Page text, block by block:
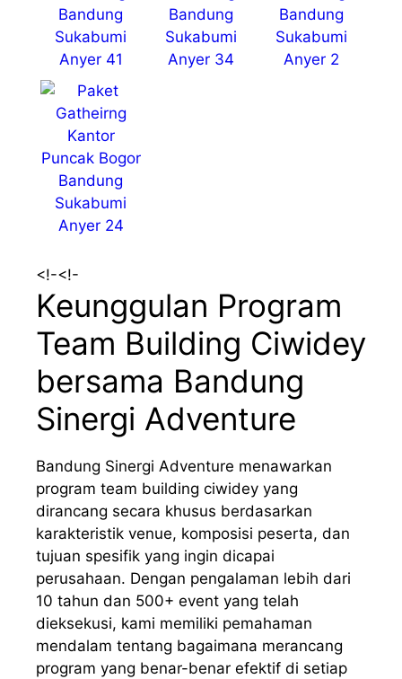
<!-<!-
Keunggulan Program
Team Building Ciwidey
bersama Bandung
Sinergi Adventure
Bandung Sinergi Adventure menawarkan
program team building ciwidey yang
dirancang secara khusus berdasarkan
karakteristik venue, komposisi peserta, dan
tujuan spesifik yang ingin dicapai
perusahaan. Dengan pengalaman lebih dari
10 tahun dan 500+ event yang telah
dieksekusi, kami memiliki pemahaman
mendalam tentang bagaimana merancang
program yang benar-benar efektif di setiap